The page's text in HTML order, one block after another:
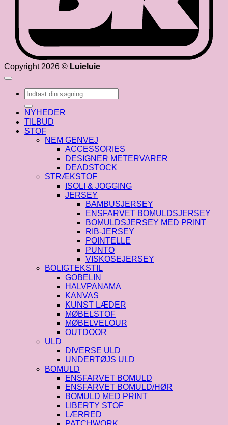
Copyright 2026 © Luieluie
Søg
efter:
NYHEDER
TILBUD
STOF
NEM GENVEJ
ACCESSORIES
DESIGNER METERVARER
DEADSTOCK
STRÆKSTOF
ISOLI & JOGGING
JERSEY
BAMBUSJERSEY
ENSFARVET BOMULDSJERSEY
BOMULDSJERSEY MED PRINT
RIB-JERSEY
POINTELLE
PUNTO
VISKOSEJERSEY
BOLIGTEKSTIL
GOBELIN
HALVPANAMA
KANVAS
KUNST LÆDER
MØBELSTOF
MØBELVELOUR
OUTDOOR
ULD
DIVERSE ULD
UNDERTØJS ULD
BOMULD
ENSFARVET BOMULD
ENSFARVET BOMULD/HØR
BOMULD MED PRINT
LIBERTY STOF
LÆRRED